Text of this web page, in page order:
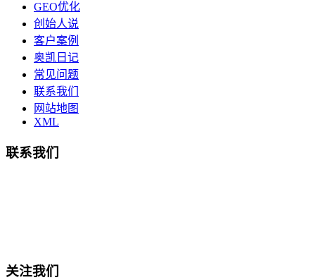
GEO优化
创始人说
客户案例
奥凯日记
常见问题
联系我们
网站地图
XML
联系我们
关注我们